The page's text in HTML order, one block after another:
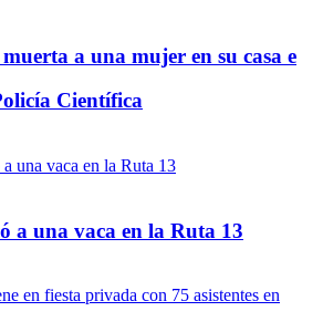
a una mujer en su casa e
Científica
a una vaca en la Ruta 13